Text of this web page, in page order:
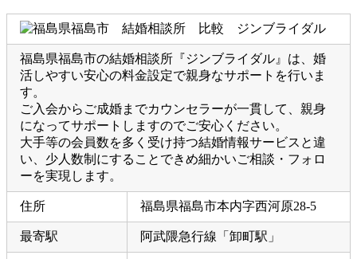
福島県福島市の結婚相談所『ジンブライダル』は、婚
活しやすい安心の料金設定で親身なサポートを行いま
す。
ご入会からご成婚までカウンセラーが一貫して、親身
になってサポートしますのでご安心ください。
大手等の会員数を多く受け持つ結婚情報サービスと違
い、少人数制にすることできめ細かいご相談・フォロ
ーを実現します。
住所 福島県福島市本内字西河原28-5
最寄駅 阿武隈急行線「卸町駅」